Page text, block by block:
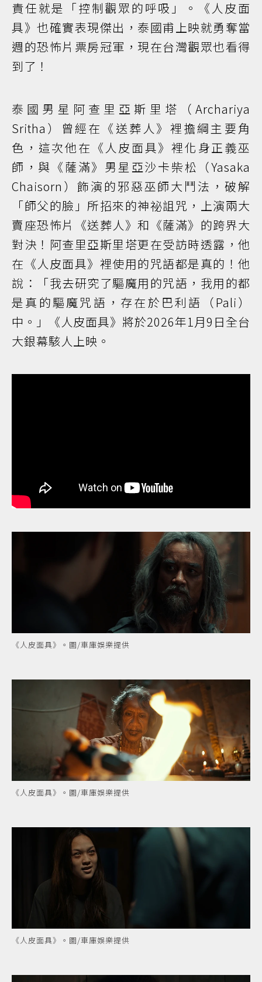
責任就是「控制觀眾的呼吸」。《人皮面
具》也確實表現傑出，泰國甫上映就勇奪當
週的恐怖片票房冠軍，現在台灣觀眾也看得
到了！
泰國男星阿查里亞斯里塔（Archariya
Sritha）曾經在《送葬人》裡擔綱主要角
色，這次他在《人皮面具》裡化身正義巫
師，與《薩滿》男星亞沙卡柴松（Yasaka
Chaisorn）飾演的邪惡巫師大鬥法，破解
「師父的臉」所招來的神祕詛咒，上演兩大
賣座恐怖片《送葬人》和《薩滿》的跨界大
對決！阿查里亞斯里塔更在受訪時透露，他
在《人皮面具》裡使用的咒語都是真的！他
說：「我去研究了驅魔用的咒語，我用的都
是真的驅魔咒語，存在於巴利語（Pali）
中。」《人皮面具》將於2026年1月9日全台
大銀幕駭人上映。
《人皮面具》。圖/車庫娛樂提供
《人皮面具》。圖/車庫娛樂提供
《人皮面具》。圖/車庫娛樂提供